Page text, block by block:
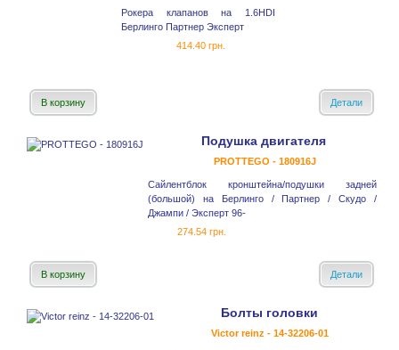
Рокера клапанов на 1.6HDI
Берлинго Партнер Эксперт
414.40 грн.
В корзину Детали
Подушка двигателя
PROTTEGO - 180916J
Сайлентблок кронштейна/подушки задней
(большой) на Берлинго / Партнер / Скудо /
Джампи / Эксперт 96-
274.54 грн.
В корзину Детали
Болты головки
Victor reinz - 14-32206-01